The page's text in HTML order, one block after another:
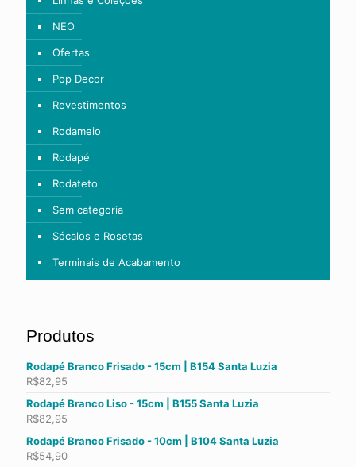
NEO
Ofertas
Pop Decor
Revestimentos
Rodameio
Rodapé
Rodateto
Sem categoria
Sócalos e Rosetas
Terminais de Acabamento
Produtos
Rodapé Branco Frisado - 15cm | B154 Santa Luzia
R$82,95
Rodapé Branco Liso - 15cm | B155 Santa Luzia
R$82,95
Rodapé Branco Frisado - 10cm | B104 Santa Luzia
R$54,90